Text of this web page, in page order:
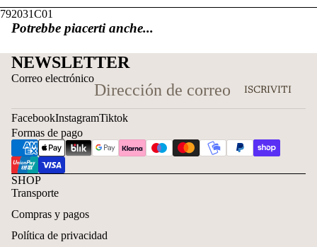
792031C01
Potrebbe piacerti anche...
NEWSLETTER
Correo electrónico
ISCRIVITI
FacebookInstagramTiktok
Formas de pago
SHOP
Transporte
Compras y pagos
Política de privacidad